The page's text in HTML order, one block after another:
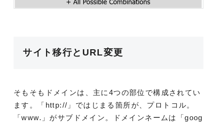
サイト移行とURL変更
そもそもドメインは、主に4つの部位で構成されてい
ます。「http://」ではじまる箇所が、プロトコル。
「www.」がサブドメイン。ドメインネームは「goog